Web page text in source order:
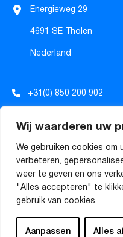
Wij waarderen uw
We gebruiken cookies
verbeteren,
weer te geven en ons
"Alles accepteren" te
gebruik van cookies.
Aanpassen Alles
Energieweg 29
4691 SE Tholen
Nederland
+31(0) 850 200 902
© Copyright 2026
Algemene